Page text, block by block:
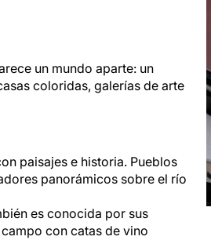
un mundo aparte: un
coloridas, galerías de arte
paisajes e historia. Pueblos
panorámicos sobre el río
es conocida por sus
con catas de vino